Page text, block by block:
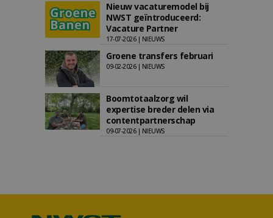
Nieuw vacaturemodel bij
NWST geïntroduceerd:
Vacature Partner
17-07-2026 | NIEUWS
Groene transfers februari
09-02-2026 | NIEUWS
Boomtotaalzorg wil
expertise breder delen via
contentpartnerschap
09-07-2026 | NIEUWS